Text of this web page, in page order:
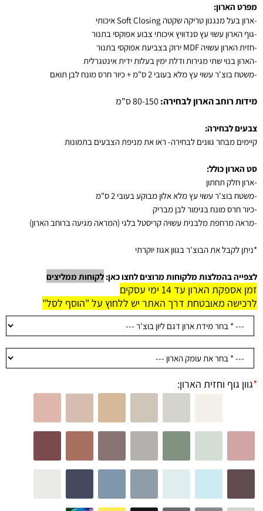
מפרט הארון:
-ארון בעל מנגנון טריקה שקטה Soft Closing איכותי
-גוף הארון עשוי עץ סנדוויץ איכותי צבוע אפוקסי בתנור
-חזית הארון עשויה MDF ירוק בצביעת אפוקסי בתנור
-הארון בנוי שתי מגירות ודלת ימין בעלות ידית אינטגרלית
-משטח בוצ'ר עשוי עץ מלא בעובי 2 ס"מ + כיור חרס מונח לבן תואם
מידות רוחב הארון לבחירה:
צבעים לבחירה:
קיימים מבחר גוונים לבחירה- ראו את מניפת הצבעים בתמונות
סט הארון כולל:
-ארון חלק תחתון
-משטח בוצ'ר עשוי עץ מלא אלון מבוקע בעובי 2 ס"מ
-כיור חרס מונח בגימור לבן מבריק
-מראה מרחפת מלבנית עשויה קריסטל בלגי (המראה מגיעה ברוחב הארון)
*ניתן לקבל את הבוצ'ר בגוון אגוז יוקרתי
לצפייה בהמלצות מלקוחות מרוצים לחצו כאן: לקוחות ממליצים
זמן אספקת הארון עד 14 ימי עסקים
לרכישה מאובטחת דרך האתר יש ללחוץ על "הוסף לסל"
*גוון גוף וחזית הארון: